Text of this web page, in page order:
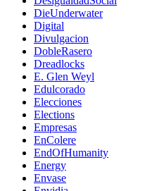
DieUnderwater
Digital
Divulgacion
DobleRasero
Dreadlocks
E. Glen Weyl
Edulcorado
Elecciones
Elections
Empresas
EnColere
EndOfHumanity
Energy
Envase